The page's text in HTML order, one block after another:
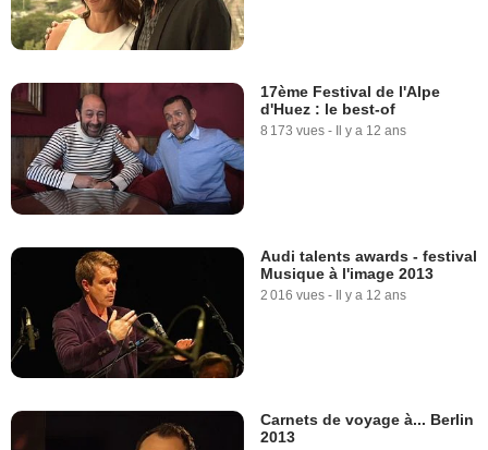
17ème Festival de l'Alpe
d'Huez : le best-of
8 173 vues - Il y a 12 ans
Audi talents awards - festival
Musique à l'image 2013
2 016 vues - Il y a 12 ans
Carnets de voyage à... Berlin
2013